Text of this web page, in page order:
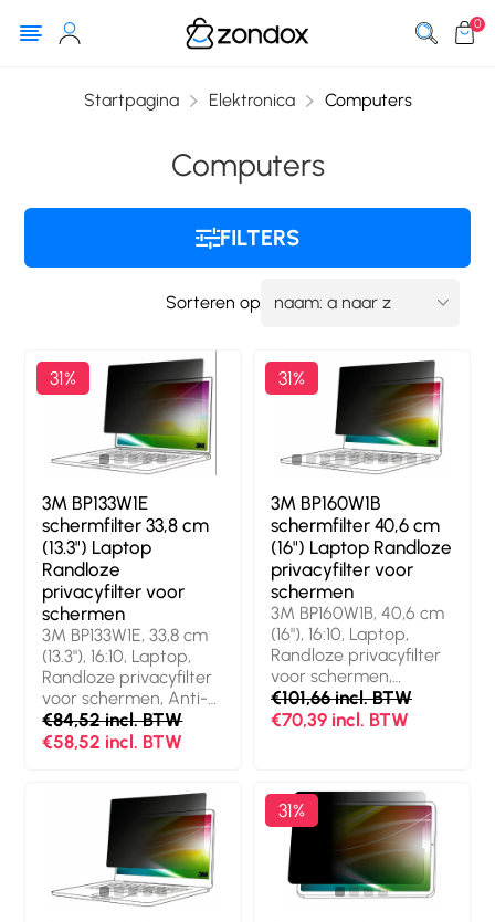
0
Startpagina Elektronica Computers
Computers
FILTERS
Sorteren op
31%
3M BP133W1E
schermfilter 33,8 cm
(13.3") Laptop
Randloze
privacyfilter voor
schermen
3M BP133W1E, 33,8 cm
(13.3"), 16:10, Laptop,
Randloze privacyfilter
voor schermen, Anti-
blue, Antireflectie
€84,52 incl. BTW
€58,52 incl. BTW
31%
3M BP160W1B
schermfilter 40,6 cm
(16") Laptop Randloze
privacyfilter voor
schermen
3M BP160W1B, 40,6 cm
(16"), 16:10, Laptop,
Randloze privacyfilter
voor schermen,
Antireflectie
€101,66 incl. BTW
€70,39 incl. BTW
31%